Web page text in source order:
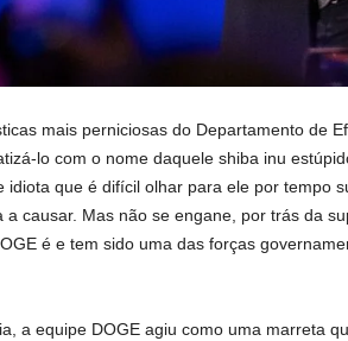
mais perniciosas do Departamento de
lo com o nome daquele shiba inu
idiota que é difícil olhar para ele por tempo
a causar. Mas não se engane, por trás da
é e tem sido uma das forças
a equipe DOGE agiu como uma marreta